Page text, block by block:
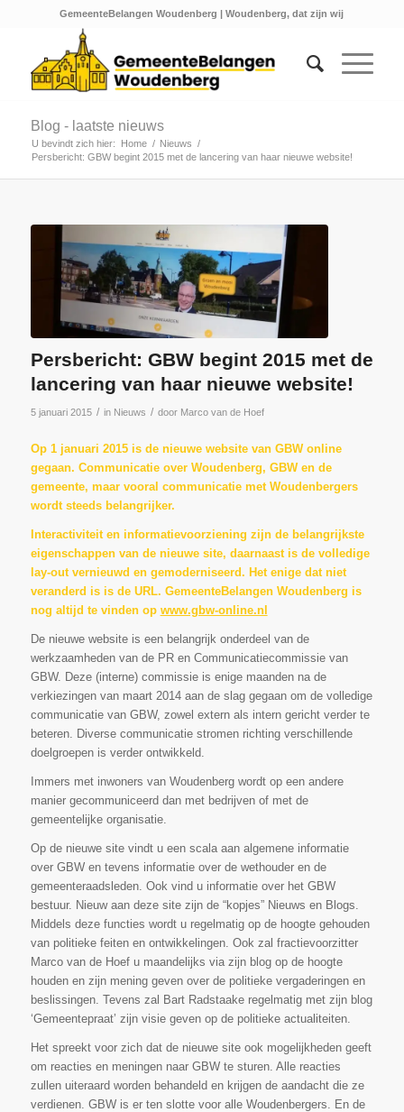
GemeenteBelangen Woudenberg | Woudenberg, dat zijn wij
Blog - laatste nieuws
U bevindt zich hier: Home / Nieuws /
Persbericht: GBW begint 2015 met de lancering van haar nieuwe website!
Persbericht: GBW begint 2015 met de
lancering van haar nieuwe website!
5 januari 2015 / in Nieuws / door Marco van de Hoef
Op 1 januari 2015 is de nieuwe website van GBW online
gegaan. Communicatie over Woudenberg, GBW en de
gemeente, maar vooral communicatie met Woudenbergers
wordt steeds belangrijker.
Interactiviteit en informatievoorziening zijn de belangrijkste
eigenschappen van de nieuwe site, daarnaast is de volledige
lay-out vernieuwd en gemoderniseerd. Het enige dat niet
veranderd is is de URL. GemeenteBelangen Woudenberg is
nog altijd te vinden op www.gbw-online.nl
De nieuwe website is een belangrijk onderdeel van de
werkzaamheden van de PR en Communicatiecommissie van
GBW. Deze (interne) commissie is enige maanden na de
verkiezingen van maart 2014 aan de slag gegaan om de volledige
communicatie van GBW, zowel extern als intern gericht verder te
beteren. Diverse communicatie stromen richting verschillende
doelgroepen is verder ontwikkeld.
Immers met inwoners van Woudenberg wordt op een andere
manier gecommuniceerd dan met bedrijven of met de
gemeentelijke organisatie.
Op de nieuwe site vindt u een scala aan algemene informatie
over GBW en tevens informatie over de wethouder en de
gemeenteraadsleden. Ook vind u informatie over het GBW
bestuur. Nieuw aan deze site zijn de “kopjes” Nieuws en Blogs.
Middels deze functies wordt u regelmatig op de hoogte gehouden
van politieke feiten en ontwikkelingen. Ook zal fractievoorzitter
Marco van de Hoef u maandelijks via zijn blog op de hoogte
houden en zijn mening geven over de politieke vergaderingen en
beslissingen. Tevens zal Bart Radstaake regelmatig met zijn blog
‘Gemeentepraat’ zijn visie geven op de politieke actualiteiten.
Het spreekt voor zich dat de nieuwe site ook mogelijkheden geeft
om reacties en meningen naar GBW te sturen. Alle reacties
zullen uiteraard worden behandeld en krijgen de aandacht die ze
verdienen. GBW is er ten slotte voor alle Woudenbergers. En de